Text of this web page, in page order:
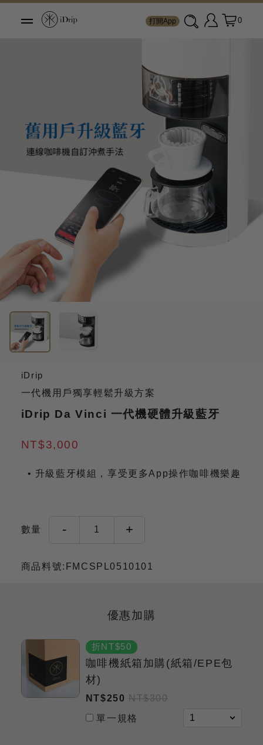
打開App 0
iDrip
一代機用戶獨享輕鬆升級方案
iDrip Da Vinci 一代機硬體升級藍牙
NT$3,000
升級藍牙模組，享受更多App操作咖啡機樂趣
數量 - 1 +
商品料號:FMCSPL0510101
優惠加購
折NT$50
咖啡機紙箱加購(紙箱/EPE包
材)
NT$250NT$300
單一規格